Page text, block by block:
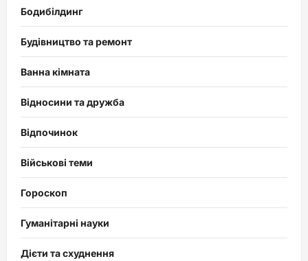
Бодибілдинг
Будівництво та ремонт
Ванна кімната
Відносини та дружба
Відпочинок
Військові теми
Гороскоп
Гуманітарні науки
Дієти та схуднення